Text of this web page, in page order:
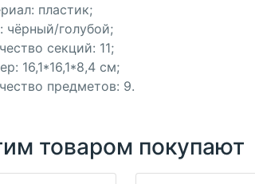
пластик;
чёрный/голубой;
секций: 11;
16,1*16,1*8,4 см;
предметов: 9.
товаром покупают